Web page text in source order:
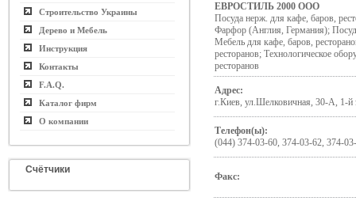
Строительство Украины
Дерево и Мебель
Инструкция
Контакты
F.A.Q.
Каталог фирм
О компании
Счётчики
ЕВРОСТИЛЬ 2000 ООО
Посуда нерж. для кафе, баров,
Фарфор (Англия, Германия);
Мебель для кафе, баров,
ресторанов; Технологическое
ресторанов
Адрес:
г.Киев, ул.Шелковичная, 30-А, 1-й
Телефон(ы):
(044) 374-03-60, 374-03-62, 374-
Факс: